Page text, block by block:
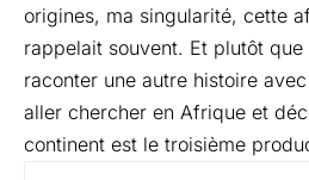
origines, ma singularité, cette
rappelait souvent. Et plutôt que
raconter une autre histoire
aller chercher en Afrique et
continent est le troisième